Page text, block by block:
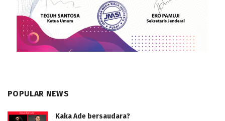
POPULAR NEWS
Kaka Ade bersaudara?